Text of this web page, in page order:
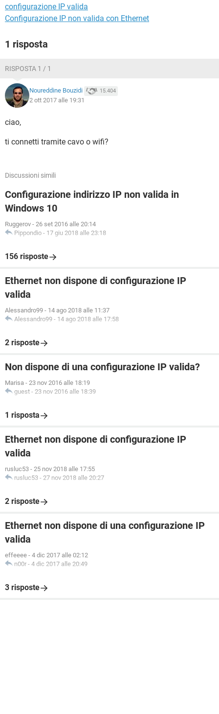
configurazione IP valida
Configurazione IP non valida con Ethernet
1 risposta
RISPOSTA 1 / 1
Noureddine Bouzidi 15.404
2 ott 2017 alle 19:31
ciao,
ti connetti tramite cavo o wifi?
Discussioni simili
Configurazione indirizzo IP non valida in
Windows 10
Ruggerov - 26 set 2016 alle 20:14
Pippondio - 17 giu 2018 alle 23:18
156 risposte
Ethernet non dispone di configurazione IP
valida
Alessandro99 - 14 ago 2018 alle 11:37
Alessandro99 - 14 ago 2018 alle 17:58
2 risposte
Non dispone di una configurazione IP valida?
Marisa - 23 nov 2016 alle 18:19
guest - 23 nov 2016 alle 18:39
1 risposta
Ethernet non dispone di configurazione IP
valida
rusluc53 - 25 nov 2018 alle 17:55
rusluc53 - 27 nov 2018 alle 20:27
2 risposte
Ethernet non dispone di una configurazione IP
valida
effeeee - 4 dic 2017 alle 02:12
n00r - 4 dic 2017 alle 20:49
3 risposte